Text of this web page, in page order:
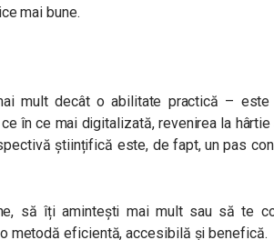
mai bune.
mult decât o abilitate practică – este
în ce mai digitalizată, revenirea la
științifică este, de fapt, un pas
să îți amintești mai mult sau să te
metodă eficientă, accesibilă și benefică.